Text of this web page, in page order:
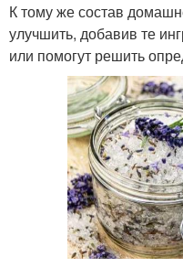
К тому же состав
улучшить, добавив те
или помогут решить